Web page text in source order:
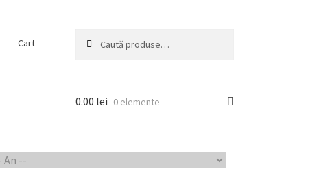
Cart
după:
0.00 lei 0 elemente